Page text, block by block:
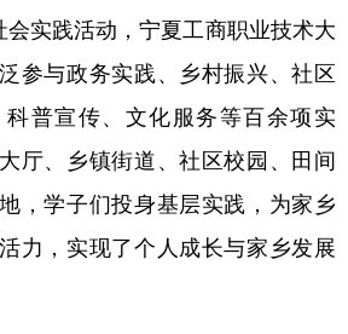
实践活动，宁夏工商职业技术大
参与政务实践、乡村振兴、社区
普宣传、文化服务等百余项实
厅、乡镇街道、社区校园、田间
，学子们投身基层实践，为家乡
力，实现了个人成长与家乡发展